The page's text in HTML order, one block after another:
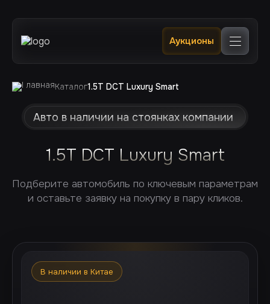
Главная
Каталог
Клиентам
Отслеживание
Контакты
Аукционы
Каталог1.5T DCT Luxury Smart
Авто в наличии на стоянках компании
1.5T DCT Luxury Smart
Подберите автомобиль по ключевым параметрам
и оставьте заявку на покупку в пару кликов.
В наличии в Китае